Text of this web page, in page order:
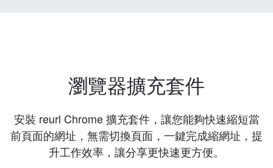
瀏覽器擴充套件
安裝 reurl Chrome 擴充套件，讓您能夠快速縮短當
前頁面的網址，無需切換頁面，一鍵完成縮網址，提
升工作效率，讓分享更快速更方便。